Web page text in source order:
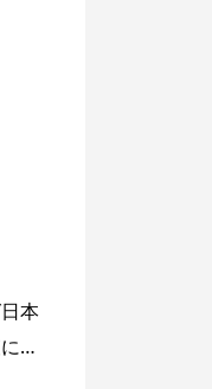
本
よ
キ